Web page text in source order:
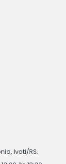
Ivoti/RS.